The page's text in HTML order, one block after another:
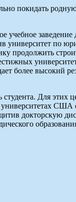
покидать
учебное
университет по
продолжить
более высокий
Для этих
США
докторскую